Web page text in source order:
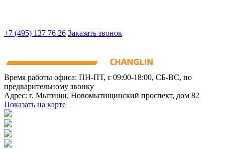
+7 (495) 137 76 26 Заказать звонок
Время работы офиса: ПН-ПТ, с 09:00-18:00, СБ-ВС, по
предварительному звонку
Адрес: г. Мытищи, Новомытищинский проспект, дом 82
Показать на карте